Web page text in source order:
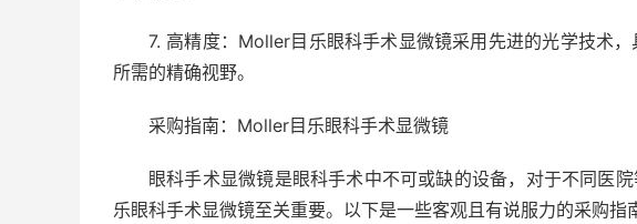
7. 高精度：Moller目乐眼科手术显微镜采用先进的光学技术
所需的精确视野。
采购指南：Moller目乐眼科手术显微镜
眼科手术显微镜是眼科手术中不可或缺的设备，对于不同医
乐眼科手术显微镜至关重要。以下是一些客观且有说服力的采购指